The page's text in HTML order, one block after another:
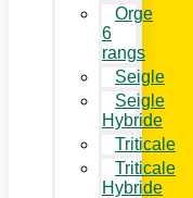
Orge
6
rangs
Seigle
Seigle
Hybride
Triticale
Triticale
Hybride